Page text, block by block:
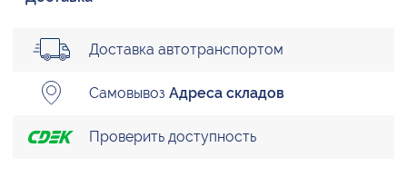
Доставка автотранспортом
Самовывоз Адреса складов
Проверить доступность